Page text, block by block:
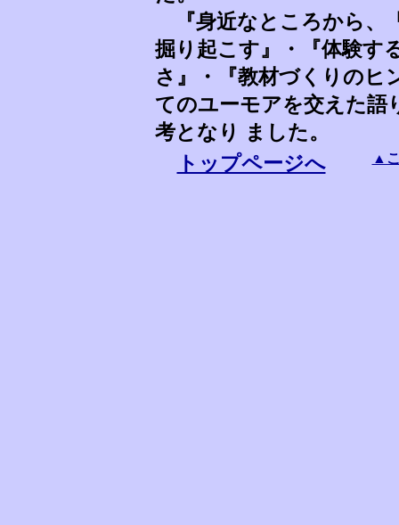
『身近なところから、
掘り起こす』・『体験す
さ』・『教材づくりのヒ
てのユーモアを交えた語
考となり ました。
トップページへ
▲